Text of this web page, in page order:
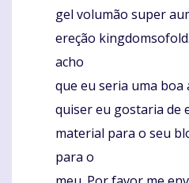
gel volumão super
ereção
acho
que eu seria uma boa
quiser eu gostaria de
material para o seu
para o